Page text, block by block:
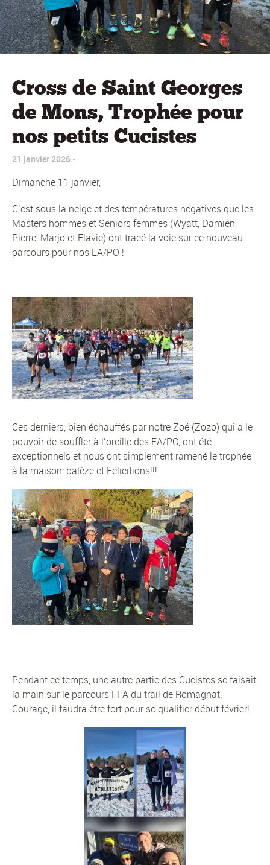
Cross de Saint Georges
de Mons, Trophée pour
nos petits Cucistes
21 janvier 2026
Dimanche 11 janvier,
C’est sous la neige et des températures négatives que les
Masters hommes et Seniors femmes (Wyatt, Damien,
Pierre, Marjo et Flavie) ont tracé la voie sur ce nouveau
parcours pour nos EA/PO !
Ces derniers, bien échauffés par notre Zoé (Zozo) qui a le
pouvoir de souffler à l’oreille des EA/PO, ont été
exceptionnels et nous ont simplement ramené le trophée
à la maison: balèze et Félicitions!!!
Pendant ce temps, une autre partie des Cucistes se faisait
la main sur le parcours FFA du trail de Romagnat.
Courage, il faudra être fort pour se qualifier début février!